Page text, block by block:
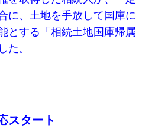
に、土地を手放して国庫に
とする「相続土地国庫帰属
た。
スタート